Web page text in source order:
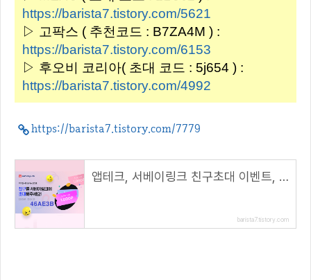
https://barista7.tistory.com/5621
▷ 고팍스 ( 추천코드 : B7ZA4M ) :
https://barista7.tistory.com/6153
▷ 후오비 코리아( 초대 코드 : 5j654 ) :
https://barista7.tistory.com/4992
https://barista7.tistory.com/7779
앱테크, 서베이링크 친구초대 이벤트, 포인트 적립+골드바 한돈( 추천코드 : 46AE3B )
barista7.tistory.com